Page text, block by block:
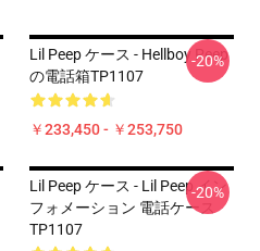
Lil Peep ケース - Hellboy Peep
の電話箱TP1107
￥233,450 - ￥253,750
-20%
Lil Peep ケース - Lil Peep イン
フォメーション 電話ケース
TP1107
-20%